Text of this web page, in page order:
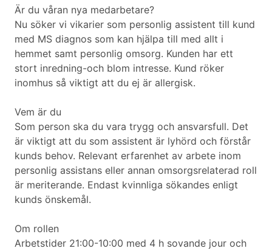
Är du våran nya medarbetare?
Nu söker vi vikarier som personlig assistent till kund
med MS diagnos som kan hjälpa till med allt i
hemmet samt personlig omsorg. Kunden har ett
stort inredning-och blom intresse. Kund röker
inomhus så viktigt att du ej är allergisk.
Vem är du
Som person ska du vara trygg och ansvarsfull. Det
är viktigt att du som assistent är lyhörd och förstår
kunds behov. Relevant erfarenhet av arbete inom
personlig assistans eller annan omsorgsrelaterad roll
är meriterande. Endast kvinnliga sökandes enligt
kunds önskemål.
Om rollen
Arbetstider 21:00-10:00 med 4 h sovande jour och